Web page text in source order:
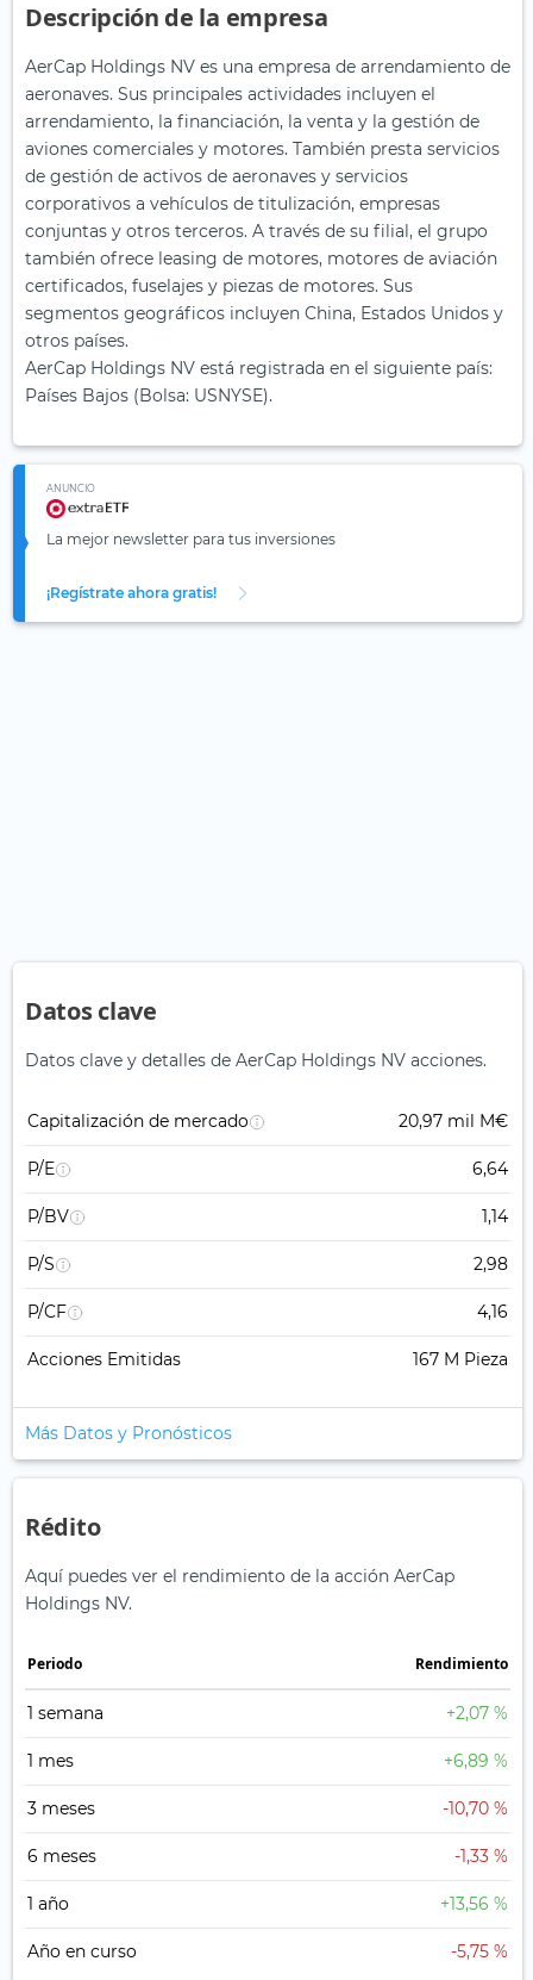
Descripción de la empresa
AerCap Holdings NV es una empresa de arrendamiento de
aeronaves. Sus principales actividades incluyen el
arrendamiento, la financiación, la venta y la gestión de
aviones comerciales y motores. También presta servicios
de gestión de activos de aeronaves y servicios
corporativos a vehículos de titulización, empresas
conjuntas y otros terceros. A través de su filial, el grupo
también ofrece leasing de motores, motores de aviación
certificados, fuselajes y piezas de motores. Sus
segmentos geográficos incluyen China, Estados Unidos y
otros países.
AerCap Holdings NV está registrada en el siguiente país:
Países Bajos (Bolsa: USNYSE).
ANUNCIO
La mejor newsletter para tus inversiones
¡Regístrate ahora gratis!
Datos clave
Datos clave y detalles de AerCap Holdings NV acciones.
Capitalización de mercado 20,97 mil M€
P/E 6,64
P/BV 1,14
P/S 2,98
P/CF 4,16
Acciones Emitidas 167 M Pieza
Más Datos y Pronósticos
Rédito
Aquí puedes ver el rendimiento de la acción AerCap
Holdings NV.
Periodo Rendimiento
1 semana +2,07 %
1 mes +6,89 %
3 meses -10,70 %
6 meses -1,33 %
1 año +13,56 %
Año en curso -5,75 %